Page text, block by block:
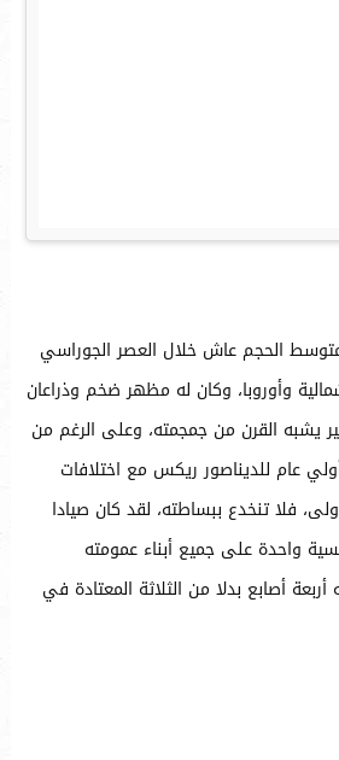
متوسط الحجم عاش خلال العصر الجوراسي
وأوروبا، وكان له مظهر ضخم وذراعان
يشبه القرن من جمجمته، وعلى الرغم من
عام للديناصور ريكس مع اختلافات
فلا تنخدع ببساطته، لقد كان صيادا
واحدة على جميع أبناء عمومته
أربعة أصابع بدلا من الثلاثة المعتادة في